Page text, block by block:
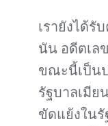
เรายังได้รั
นัน อดีตเล
ขณะนี้เป็น
รัฐบาลเมีย
ขัดแย้งใน